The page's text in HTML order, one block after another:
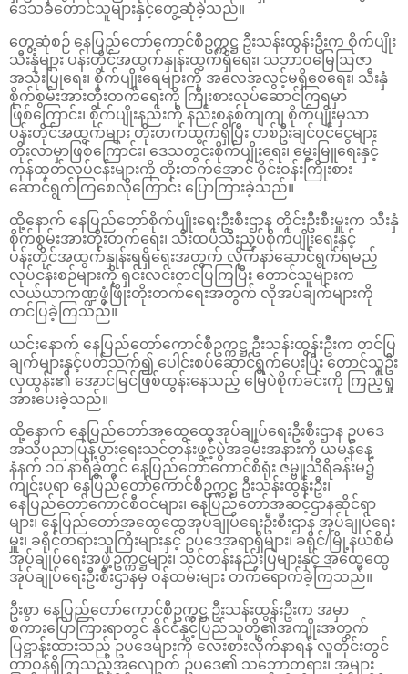
ဒေသခံတောင်သူများနှင့်တွေ့ဆုံခဲ့သည်။
တွေ့ဆုံစဉ် နေပြည်တော်ကောင်စီဥက္ကဋ္ဌ ဦးသန်းထွန်းဦးက စိုက်ပျိုး
သီးနှံများ ပန်းတိုင်အထွက်နှုန်းထွက်ရှိရေး၊ သဘာဝမြေဩဇာ
အသုံးပြုရေး၊ စိုက်ပျိုးရေများကို အလေအလွင့်မရှိစေရေး၊ သီးနှံ
စိုက်စွမ်းအားတိုးတက်ရေးကို ကြိုးစားလုပ်ဆောင်ကြရမှာ
ဖြစ်ကြောင်း၊ စိုက်ပျိုးနည်းကို နည်းစနစ်ကျကျ စိုက်ပျိုးမှသာ
ပန်းတိုင်အထွက်များ တိုးတက်ထွက်ရှိပြီး တစ်ဦးချင်ဝင်ငွေများ
တိုးလာမှာဖြစ်ကြောင်း၊ ဒေသတွင်းစိုက်ပျိုးရေး၊ မွေးမြူရေးနှင့်
ကုန်ထုတ်လုပ်ငန်းများကို တိုးတက်အောင် ဝိုင်းဝန်းကြိုးစား
ဆောင်ရွက်ကြစေလိုကြောင်း ပြောကြားခဲ့သည်။
ထို့နောက် နေပြည်တော်စိုက်ပျိုးရေးဦးစီးဌာန တိုင်းဦးစီးမှူးက သီးနှံ
စိုက်စွမ်းအားတိုးတက်ရေး၊ သီးထပ်သီးညှပ်စိုက်ပျိုးရေးနှင့်
ပန်းတိုင်အထွက်နှုန်းရရှိရေးအတွက် လိုက်နာဆောင်ရွက်ရမည့်
လုပ်ငန်းစဉ်များကို ရှင်းလင်းတင်ပြကြပြီး တောင်သူများက
လယ်ယာကဏ္ဍဖွံဖြိုးတိုးတက်ရေးအတွက် လိုအပ်ချက်များကို
တင်ပြခဲ့ကြသည်။
ယင်းနောက် နေပြည်တော်ကောင်စီဥက္ကဋ္ဌ ဦးသန်းထွန်းဦးက တင်ပြ
ချက်များနှင့်ပတ်သက်၍ ပေါင်းစပ်ဆောင်ရွက်ပေးပြီး တောင်သူဦး
လှထွန်း၏ အောင်မြင်ဖြစ်ထွန်းနေသည့် မြေပဲစိုက်ခင်းကို ကြည့်ရှု
အားပေးခဲ့သည်။
ထို့နောက် နေပြည်တော်အထွေထွေအုပ်ချုပ်ရေးဦးစီးဌာန ဥပဒေ
အသိပညာပြန့်ပွားရေးသင်တန်းဖွင့်ပွဲအခမ်းအနားကို ယမန်နေ့
နံနက် ၁၀ နာရီခွဲတွင် နေပြည်တော်ကောင်စီရုံး ဇမ္ဗူသီရိခန်းမ၌
ကျင်းပရာ နေပြည်တော်ကောင်စီဥက္ကဋ္ဌ ဦးသန်းထွန်းဦး၊
နေပြည်တော်ကောင်စီဝင်များ၊ နေပြည်တော်အဆင့်ဌာနဆိုင်ရာ
များ၊ နေပြည်တော်အထွေထွေအုပ်ချုပ်ရေးဦးစီးဌာန အုပ်ချုပ်ရေး
မှူး၊ ခရိုင်တရားသူကြီးများနှင့် ဥပဒေအရာရှိများ၊ ခရိုင်/မြို့နယ်စီမံ
အုပ်ချုပ်ရေးအဖွဲ့ဥက္ကဋ္ဌများ၊ သင်တန်းနည်းပြများနှင့် အထွေထွေ
အုပ်ချုပ်ရေးဦးစီးဌာနမှ ဝန်ထမ်းများ တက်ရောက်ခဲ့ကြသည်။
ဦးစွာ နေပြည်တော်ကောင်စီဥက္ကဋ္ဌ ဦးသန်းထွန်းဦးက အမှာ
စကားပြောကြားရာတွင် နိုင်ငံနှင့်ပြည်သူတို့၏အကျိုးအတွက်
ပြဋ္ဌာန်းထားသည့် ဥပဒေများကို လေးစားလိုက်နာရန် လူတိုင်းတွင်
တာဝန်ရှိကြသည့်အလျောက် ဥပဒေ၏ သဘောတရား၊ အများ